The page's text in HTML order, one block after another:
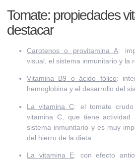
Tomate: propiedades
destacar
Carotenos o provitamina A:
visual, el sistema inmunitario y la
Vitamina B9 o ácido fólico:
hemoglobina y el desarrollo del
La vitamina C: el tomate
vitamina C, que tiene actividad
sistema inmunitario y es muy
del hierro de la dieta.
La vitamina E: con efecto